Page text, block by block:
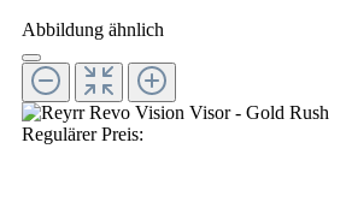
Abbildung ähnlich
Regulärer Preis: